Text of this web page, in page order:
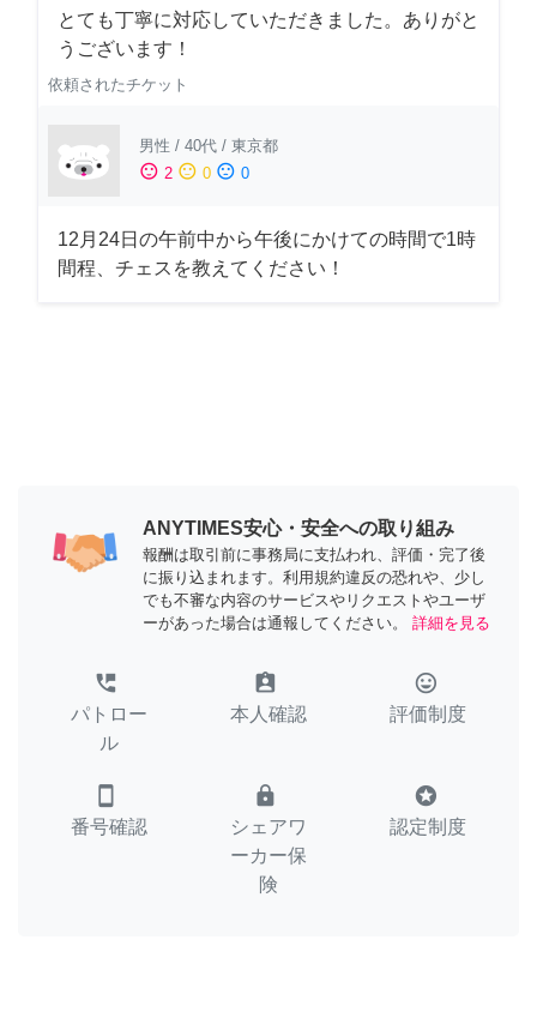
とても丁寧に対応していただきました。ありがと
うございます！
依頼されたチケット
男性 / 40代 / 東京都
sentiment_satisfied 2 sentiment_neutral 0 sentiment_dissatisfied 0
12月24日の午前中から午後にかけての時間で1時
間程、チェスを教えてください！
ANYTIMES安心・安全への取り組み
報酬は取引前に事務局に支払われ、評価・完了後
に振り込まれます。利用規約違反の恐れや、少し
でも不審な内容のサービスやリクエストやユーザ
ーがあった場合は通報してください。
詳細を見る
perm_phone_msg
パトロー
ル
assignment_ind
本人確認
tag_faces
評価制度
smartphone
番号確認
lock
シェアワ
ーカー保
険
stars
認定制度